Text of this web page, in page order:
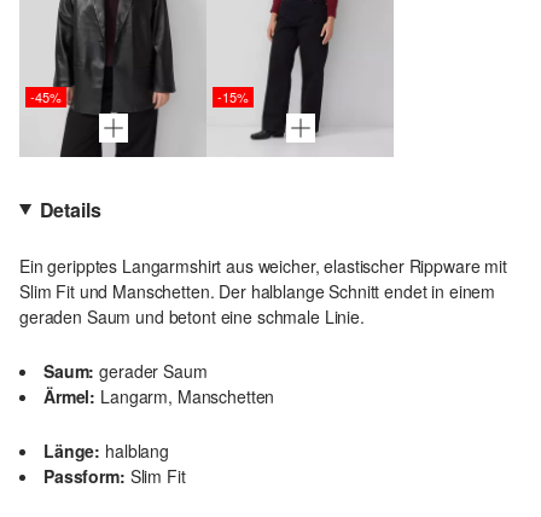
-45% -15%
Details
Ein geripptes Langarmshirt aus weicher, elastischer Rippware mit
Slim Fit und Manschetten. Der halblange Schnitt endet in einem
geraden Saum und betont eine schmale Linie.
Saum: gerader Saum
Ärmel: Langarm, Manschetten
Länge: halblang
Passform: Slim Fit